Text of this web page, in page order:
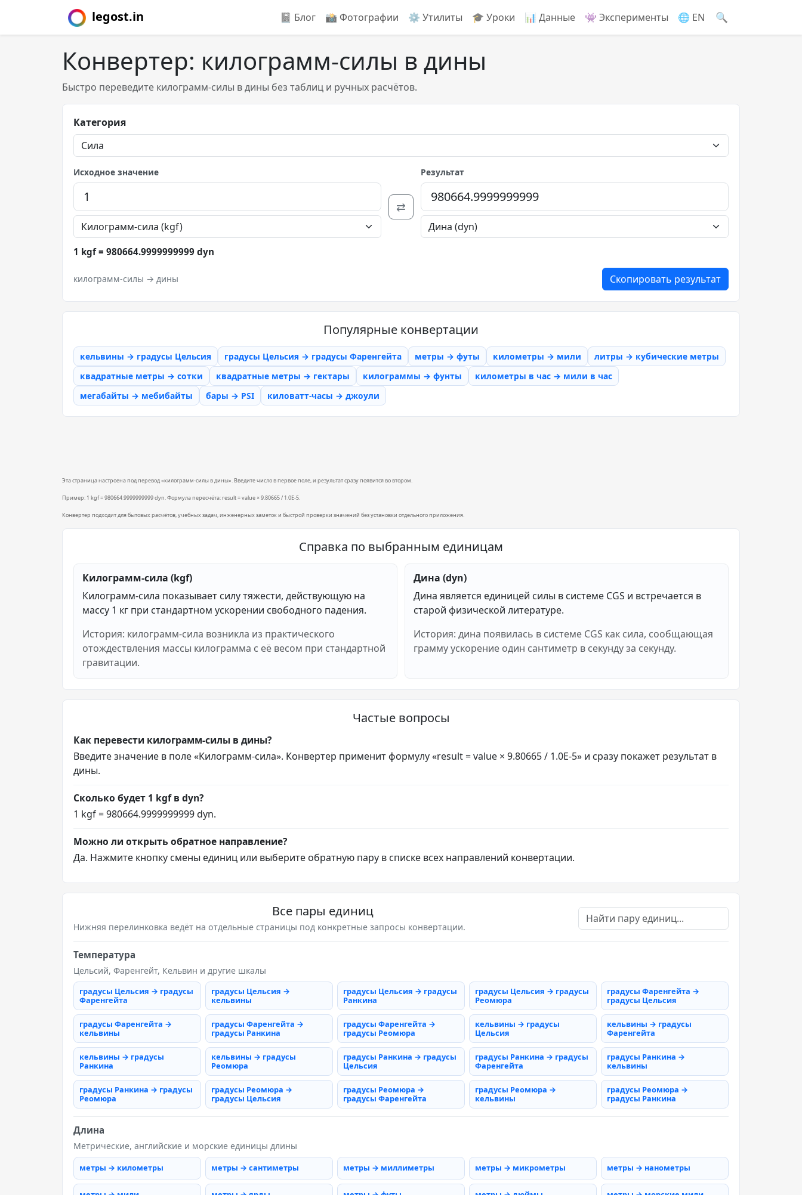
legost.in 🔍
📓 Блог 📸️ Фотографии ⚙️ Утилиты 🎓 Уроки 📊 Данные 👾 Эксперименты 🌐 EN
Конвертер: килограмм-силы в дины
Быстро переведите килограмм-силы в дины без таблиц и ручных расчётов.
Категория
Исходное значение
⇄
Результат
1 kgf = 980664.9999999999 dyn
килограмм-силы → дины Скопировать результат
Популярные конвертации
кельвины → градусы Цельсия градусы Цельсия → градусы Фаренгейта метры → футы километры → мили
литры → кубические метры
квадратные метры → сотки
квадратные метры → гектары килограммы → фунты
километры в час → мили в час
мегабайты → мебибайты
бары → PSI киловатт-часы → джоули
Эта страница настроена под перевод «килограмм-силы в дины». Введите число в первое поле, и результат сразу появится во втором.
Пример: 1 kgf = 980664.9999999999 dyn. Формула пересчёта: result = value × 9.80665 / 1.0E-5.
Конвертер подходит для бытовых расчётов, учебных задач, инженерных заметок и быстрой проверки значений без установки отдельного приложения.
Справка по выбранным единицам
Килограмм-сила (kgf)
Килограмм-сила показывает силу тяжести, действующую на
массу 1 кг при стандартном ускорении свободного падения.
История: килограмм-сила возникла из практического
отождествления массы килограмма с её весом при стандартной
гравитации.
Дина (dyn)
Дина является единицей силы в системе CGS и встречается в
старой физической литературе.
История: дина появилась в системе CGS как сила, сообщающая
грамму ускорение один сантиметр в секунду за секунду.
Частые вопросы
Как перевести килограмм-силы в дины?
Введите значение в поле «Килограмм-сила». Конвертер применит формулу «result = value × 9.80665 / 1.0E-5» и сразу покажет результат в
дины.
Сколько будет 1 kgf в dyn?
1 kgf = 980664.9999999999 dyn.
Можно ли открыть обратное направление?
Да. Нажмите кнопку смены единиц или выберите обратную пару в списке всех направлений конвертации.
Все пары единиц
Нижняя перелинковка ведёт на отдельные страницы под конкретные запросы конвертации.
Температура
Цельсий, Фаренгейт, Кельвин и другие шкалы
градусы Цельсия → градусы
Фаренгейта
градусы Цельсия →
кельвины
градусы Цельсия → градусы
Ранкина
градусы Цельсия → градусы
Реомюра
градусы Фаренгейта →
градусы Цельсия
градусы Фаренгейта →
кельвины
градусы Фаренгейта →
градусы Ранкина
градусы Фаренгейта →
градусы Реомюра
кельвины → градусы
Цельсия
кельвины → градусы
Фаренгейта
кельвины → градусы
Ранкина
кельвины → градусы
Реомюра
градусы Ранкина → градусы
Цельсия
градусы Ранкина → градусы
Фаренгейта
градусы Ранкина →
кельвины
градусы Ранкина → градусы
Реомюра
градусы Реомюра →
градусы Цельсия
градусы Реомюра →
градусы Фаренгейта
градусы Реомюра →
кельвины
градусы Реомюра →
градусы Ранкина
Длина
Метрические, английские и морские единицы длины
метры → километры метры → сантиметры метры → миллиметры метры → микрометры метры → нанометры